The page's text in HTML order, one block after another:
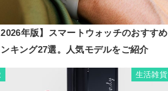
年版】スマートウォッチのおすすめ
キング27選。人気モデルをご紹介
生活雑貨